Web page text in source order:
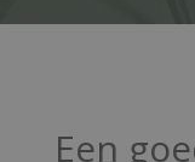
Een